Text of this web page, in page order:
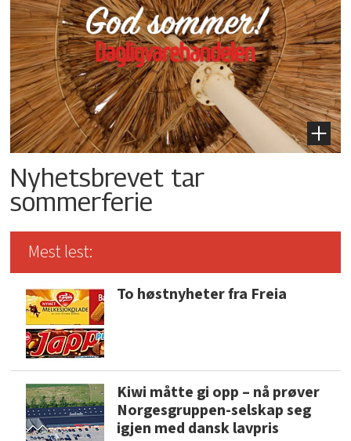
Nyhetsbrevet tar
sommerferie
Mest lest:
To høstnyheter fra Freia
Kiwi måtte gi opp – nå prøver
Norgesgruppen-selskap seg
igjen med dansk lavpris